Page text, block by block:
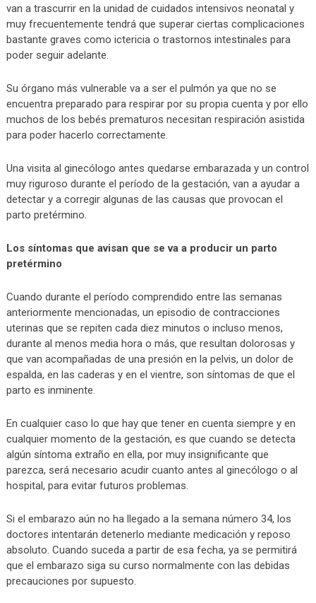
van a trascurrir en la unidad de cuidados intensivos neonatal y
muy frecuentemente tendrá que superar ciertas complicaciones
bastante graves como ictericia o trastornos intestinales para
poder seguir adelante.
Su órgano más vulnerable va a ser el pulmón ya que no se
encuentra preparado para respirar por su propia cuenta y por ello
muchos de los bebés prematuros necesitan respiración asistida
para poder hacerlo correctamente.
Una visita al ginecólogo antes quedarse embarazada y un control
muy riguroso durante el período de la gestación, van a ayudar a
detectar y a corregir algunas de las causas que provocan el
parto pretérmino.
Los síntomas que avisan que se va a producir un parto
pretérmino
Cuando durante el período comprendido entre las semanas
anteriormente mencionadas, un episodio de contracciones
uterinas que se repiten cada diez minutos o incluso menos,
durante al menos media hora o más, que resultan dolorosas y
que van acompañadas de una presión en la pelvis, un dolor de
espalda, en las caderas y en el vientre, son síntomas de que el
parto es inminente.
En cualquier caso lo que hay que tener en cuenta siempre y en
cualquier momento de la gestación, es que cuando se detecta
algún síntoma extraño en ella, por muy insignificante que
parezca, será necesario acudir cuanto antes al ginecólogo o al
hospital, para evitar futuros problemas.
Si el embarazo aún no ha llegado a la semana número 34, los
doctores intentarán detenerlo mediante medicación y reposo
absoluto. Cuando suceda a partir de esa fecha, ya se permitirá
que el embarazo siga su curso normalmente con las debidas
precauciones por supuesto.